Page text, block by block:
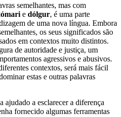
semelhantes, mas com
e dólgur, é uma parte
de uma nova língua. Embora
os seus significados são
em contextos muito distintos.
de autoridade e justiça, um
agressivos e abusivos.
contextos, será mais fácil
estas e outras palavras
ajudado a esclarecer a diferença
fornecido algumas ferramentas